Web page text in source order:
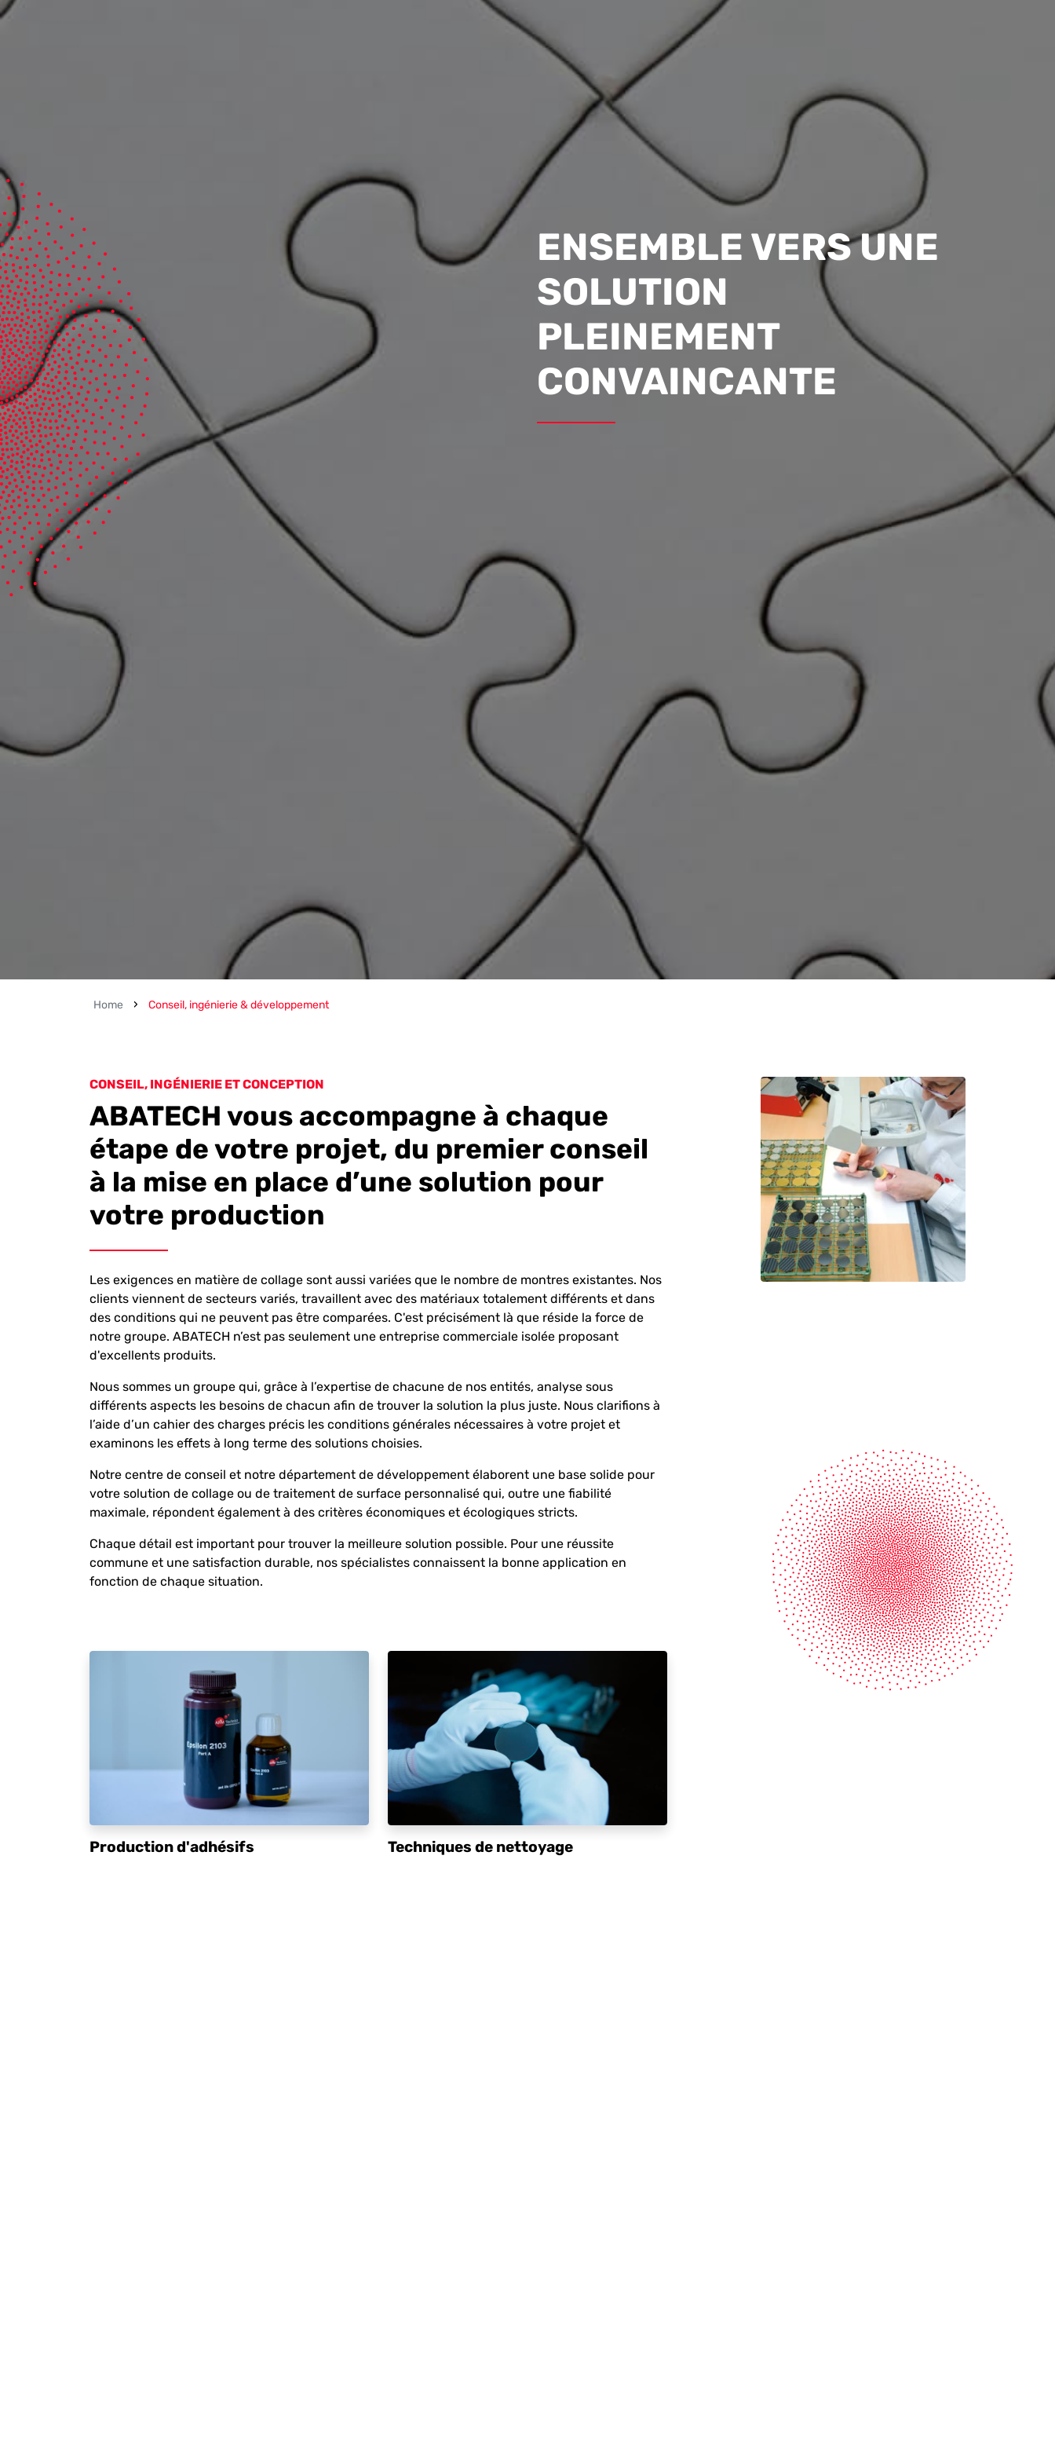
ENSEMBLE VERS UNE
SOLUTION
PLEINEMENT
CONVAINCANTE
Home › Conseil, ingénierie & développement
CONSEIL, INGÉNIERIE ET CONCEPTION
ABATECH vous accompagne à chaque
étape de votre projet, du premier conseil
à la mise en place d’une solution pour
votre production
Les exigences en matière de collage sont aussi variées que le nombre de montres existantes. Nos
clients viennent de secteurs variés, travaillent avec des matériaux totalement différents et dans
des conditions qui ne peuvent pas être comparées. C'est précisément là que réside la force de
notre groupe. ABATECH n’est pas seulement une entreprise commerciale isolée proposant
d'excellents produits.
Nous sommes un groupe qui, grâce à l’expertise de chacune de nos entités, analyse sous
différents aspects les besoins de chacun afin de trouver la solution la plus juste. Nous clarifions à
l’aide d’un cahier des charges précis les conditions générales nécessaires à votre projet et
examinons les effets à long terme des solutions choisies.
Notre centre de conseil et notre département de développement élaborent une base solide pour
votre solution de collage ou de traitement de surface personnalisé qui, outre une fiabilité
maximale, répondent également à des critères économiques et écologiques stricts.
Chaque détail est important pour trouver la meilleure solution possible. Pour une réussite
commune et une satisfaction durable, nos spécialistes connaissent la bonne application en
fonction de chaque situation.
Production d'adhésifs Techniques de nettoyage